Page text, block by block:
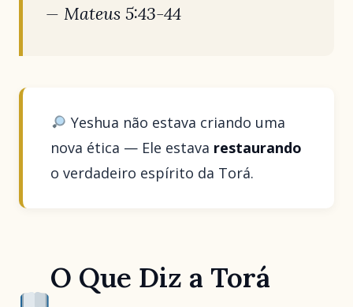
— Mateus 5:43-44
Yeshua não estava criando uma
nova ética — Ele estava restaurando
o verdadeiro espírito da Torá.
O Que Diz a Torá